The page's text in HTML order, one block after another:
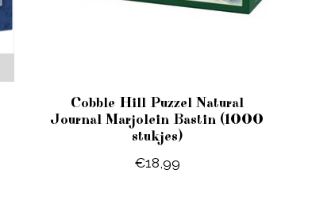
Cobble Hill Puzzel Natural
Journal Marjolein Bastin (1000
stukjes)
€18,99